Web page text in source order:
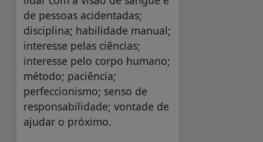
de pessoas acidentadas;
disciplina; habilidade manual;
interesse pelas ciências;
interesse pelo corpo humano;
método; paciência;
perfeccionismo; senso de
responsabilidade; vontade de
ajudar o próximo.